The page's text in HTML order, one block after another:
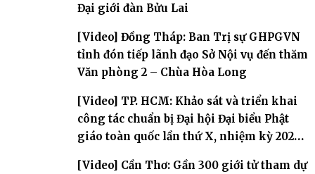
Đại giới đàn Bửu Lai
[Video] Đồng Tháp: Ban Trị sự GHPGVN
tỉnh đón tiếp lãnh đạo Sở Nội vụ đến thăm
Văn phòng 2 – Chùa Hòa Long
[Video] TP. HCM: Khảo sát và triển khai
công tác chuẩn bị Đại hội Đại biểu Phật
giáo toàn quốc lần thứ X, nhiệm kỳ 2026-
[Video] Cần Thơ: Gần 300 giới tử tham dự